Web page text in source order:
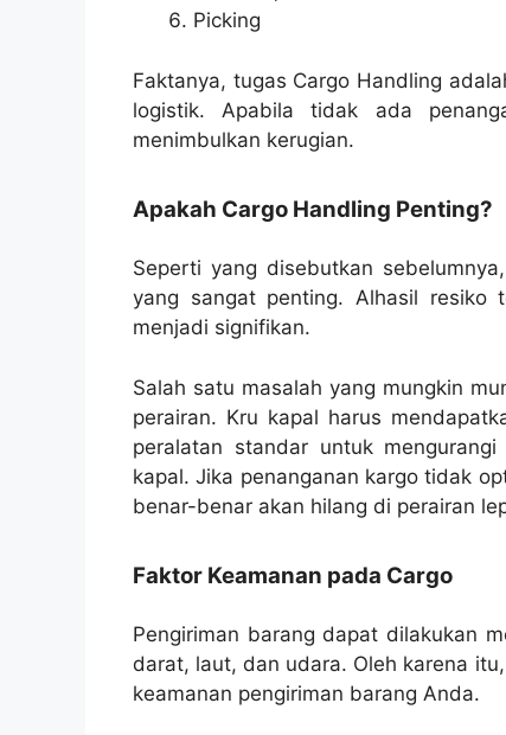
Picking
Faktanya, tugas Cargo Handling
logistik. Apabila tidak ada
menimbulkan kerugian.
Apakah Cargo Handling Penting?
Seperti yang disebutkan
yang sangat penting. Alhasil resiko
menjadi signifikan.
Salah satu masalah yang mungkin
perairan. Kru kapal harus
peralatan standar untuk
kapal. Jika penanganan kargo tidak
benar-benar akan hilang di perairan
Faktor Keamanan pada Cargo
Pengiriman barang dapat dilakukan
darat, laut, dan udara. Oleh karena
keamanan pengiriman barang Anda.